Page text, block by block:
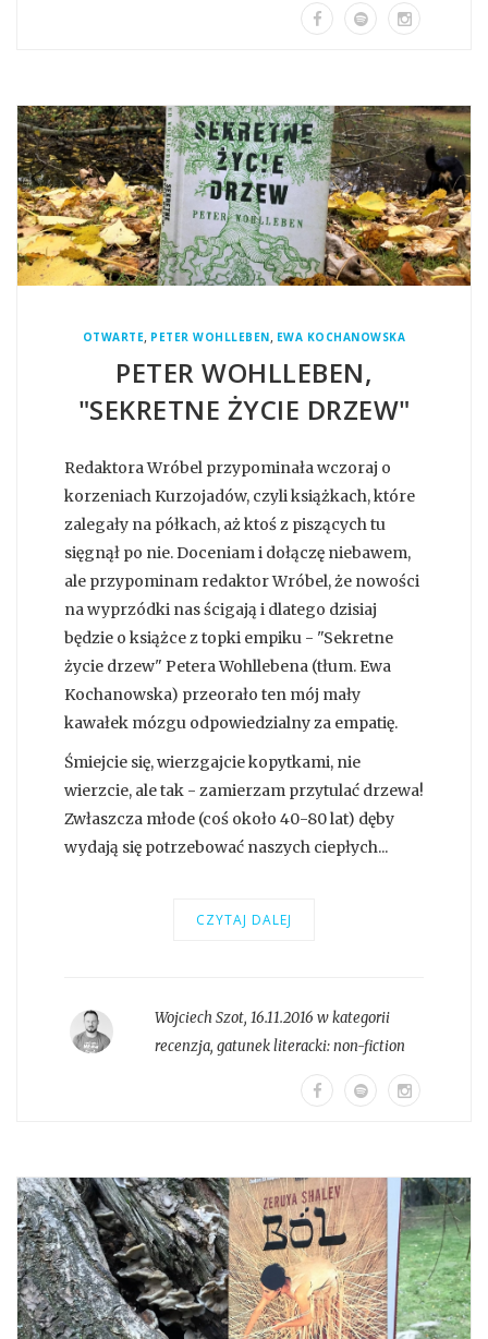
OTWARTE, PETER WOHLLEBEN, EWA KOCHANOWSKA
PETER WOHLLEBEN,
"SEKRETNE ŻYCIE DRZEW"
Redaktora Wróbel przypominała wczoraj o
korzeniach Kurzojadów, czyli książkach, które
zalegały na półkach, aż ktoś z piszących tu
sięgnął po nie. Doceniam i dołączę niebawem,
ale przypominam redaktor Wróbel, że nowości
na wyprzódki nas ścigają i dlatego dzisiaj
będzie o książce z topki empiku - "Sekretne
życie drzew" Petera Wohllebena (tłum. Ewa
Kochanowska) przeorało ten mój mały
kawałek mózgu odpowiedzialny za empatię.
Śmiejcie się, wierzgajcie kopytkami, nie
wierzcie, ale tak - zamierzam przytulać drzewa!
Zwłaszcza młode (coś około 40-80 lat) dęby
wydają się potrzebować naszych ciepłych...
CZYTAJ DALEJ
Wojciech Szot, 16.11.2016 w kategorii
recenzja, gatunek literacki:non-fiction